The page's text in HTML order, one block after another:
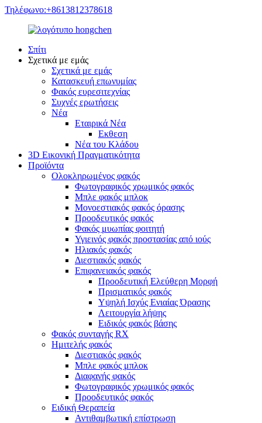
Τηλέφωνο:+8613812378618
Σπίτι
Σχετικά με εμάς
Σχετικά με εμάς
Κατασκευή επωνυμίας
Φακός ευρεσιτεχνίας
Συχνές ερωτήσεις
Νέα
Εταιρικά Νέα
Εκθεση
Νέα του Κλάδου
3D Εικονική Πραγματικότητα
Προϊόντα
Ολοκληρωμένος φακός
Φωτογραφικός χρωμικός φακός
Μπλε φακός μπλοκ
Μονοεστιακός φακός όρασης
Προοδευτικός φακός
Φακός μυωπίας φοιτητή
Υγιεινός φακός προστασίας από ιούς
Ηλιακός φακός
Διεστιακός φακός
Επιφανειακός φακός
Προοδευτική Ελεύθερη Μορφή
Πρισματικός φακός
Υψηλή Ισχύς Ενιαίας Όρασης
Λειτουργία λήψης
Ειδικός φακός βάσης
Φακός συνταγής RX
Ημιτελής φακός
Διεστιακός φακός
Μπλε φακός μπλοκ
Διαφανής φακός
Φωτογραφικός χρωμικός φακός
Προοδευτικός φακός
Ειδική Θεραπεία
Αντιθαμβωτική επίστρωση